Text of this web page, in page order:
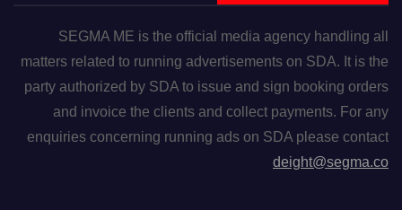
SEGMA ME is the official media agency handling all
matters related to running advertisements on SDA. It is the
party authorized by SDA to issue and sign booking orders
and invoice the clients and collect payments. For any
enquiries concerning running ads on SDA please contact
deight@segma.co